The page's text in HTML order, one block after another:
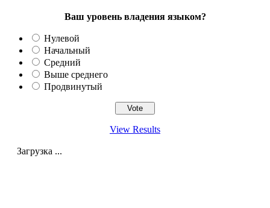
Ваш уровень владения языком?
Нулевой
Начальный
Средний
Выше среднего
Продвинутый
View Results
Загрузка ...